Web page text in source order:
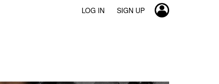
LOG IN SIGN UP